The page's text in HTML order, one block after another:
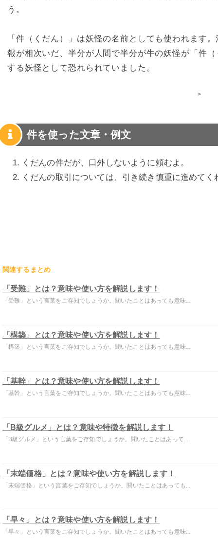
う。
「件（くだん）」は妖怪の名前としても使われます
報が相次いだ、半分が人間で半分が牛の妖怪が「件
する妖怪として恐れられていました。
>
件を使った文章・例文
くだんの件だが、口外しないように頼むよ。
くだんの取引については、引き続き慎重に進めてく
関連するまとめ
「受難」とは？意味や使い方を解説します！
「受難」という言葉をご存知でしょうか。聞いたことはあっても意味...
「構築」とは？意味や使い方を解説します！
「構築」という言葉をご存知でしょうか。聞いたことはあっても意味...
「基幹」とは？意味や使い方を解説します！
「基幹」という言葉をご存知でしょうか。聞いたことはあっても意味...
「B級グルメ」とは？意味や特徴を解説します！
「B級グルメ」という言葉をご存知でしょうか。聞いたことはあって...
「末端価格」とは？意味や使い方を解説します！
「末端価格」という言葉をご存知でしょうか。聞いたことはあっても...
「早々」とは？意味や使い方を解説します！
「早々」という言葉をご存知でしょうか。聞いたことはあっても意味...